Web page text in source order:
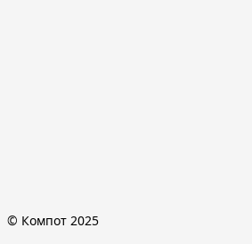
© Компот 2025